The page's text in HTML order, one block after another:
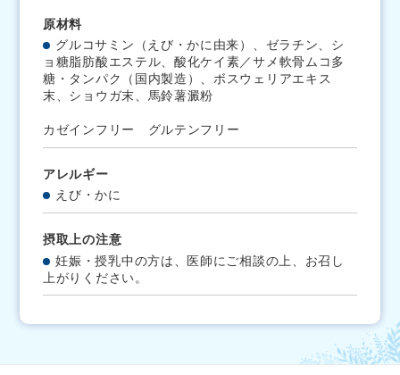
原材料
グルコサミン（えび・かに由来）、ゼラチン、シ
ョ糖脂肪酸エステル、酸化ケイ素／サメ軟骨ムコ多
糖・タンパク（国内製造）、ボスウェリアエキス
末、ショウガ末、馬鈴薯澱粉
カゼインフリー グルテンフリー
アレルギー
えび・かに
摂取上の注意
妊娠・授乳中の方は、医師にご相談の上、お召し
上がりください。